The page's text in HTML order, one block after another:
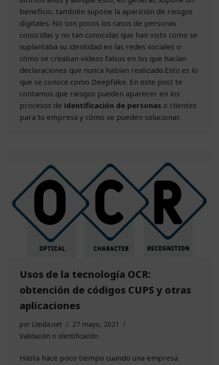
beneficio, también supone la aparición de riesgos
digitales. No son pocos los casos de personas
conocidas y no tan conocidas que han visto como se
suplantaba su identidad en las redes sociales o
cómo se creaban vídeos falsos en los que hacían
declaraciones que nunca habían realizado.Esto es lo
que se conoce como Deepfake. En este post te
contamos que riesgos pueden aparecer en los
procesos de identificación de personas o clientes
para tu empresa y cómo se pueden solucionar.
Usos de la tecnología OCR:
obtención de códigos CUPS y otras
aplicaciones
por Lleida.net
27 mayo, 2021
Validación o identificación
Hasta hace poco tiempo cuando una empresa